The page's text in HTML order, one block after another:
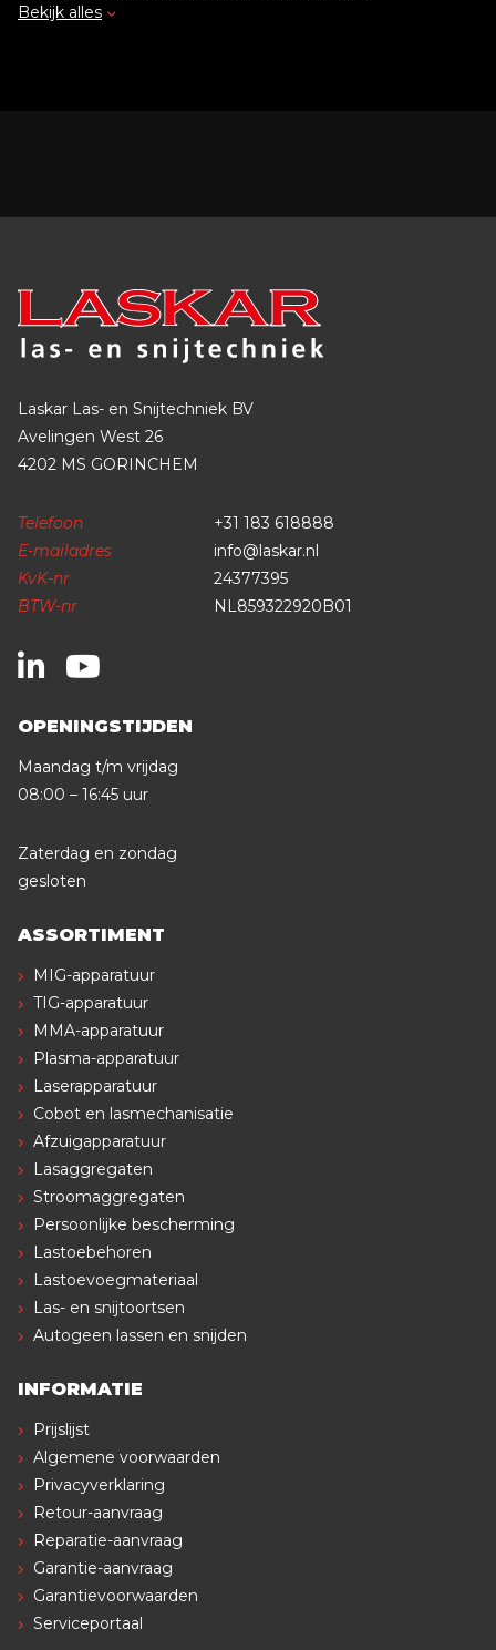
Bekijk alles
Laskar Las- en Snijtechniek BV
Avelingen West 26
4202 MS GORINCHEM
Telefoon
+31 183 618888
E-mailadres
info@laskar.nl
KvK-nr
24377395
BTW-nr
NL859322920B01
OPENINGSTIJDEN
Maandag t/m vrijdag
08:00 – 16:45 uur
Zaterdag en zondag
gesloten
ASSORTIMENT
MIG-apparatuur
TIG-apparatuur
MMA-apparatuur
Plasma-apparatuur
Laserapparatuur
Cobot en lasmechanisatie
Afzuigapparatuur
Lasaggregaten
Stroomaggregaten
Persoonlijke bescherming
Lastoebehoren
Lastoevoegmateriaal
Las- en snijtoortsen
Autogeen lassen en snijden
INFORMATIE
Prijslijst
Algemene voorwaarden
Privacyverklaring
Retour-aanvraag
Reparatie-aanvraag
Garantie-aanvraag
Garantievoorwaarden
Serviceportaal